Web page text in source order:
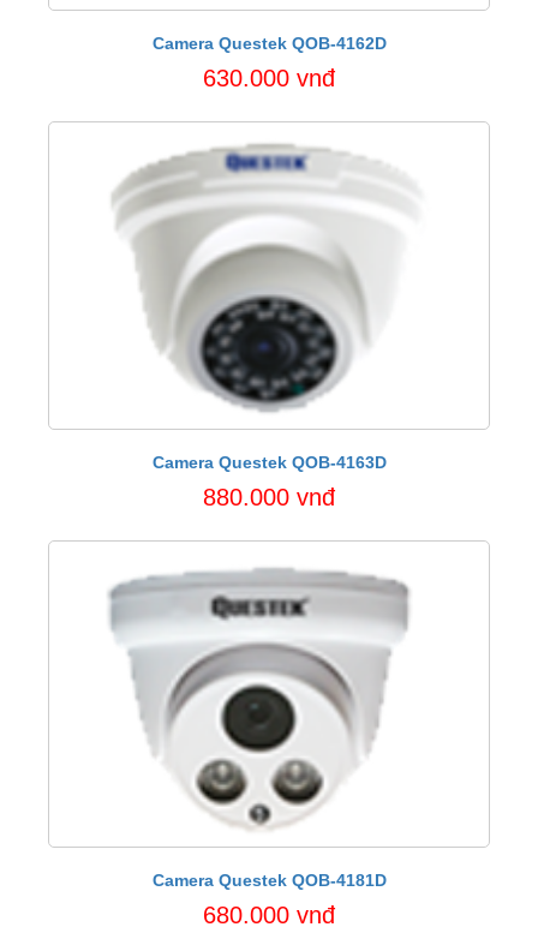
Camera Questek QOB-4162D
630.000 vnđ
Camera Questek QOB-4163D
880.000 vnđ
Camera Questek QOB-4181D
680.000 vnđ